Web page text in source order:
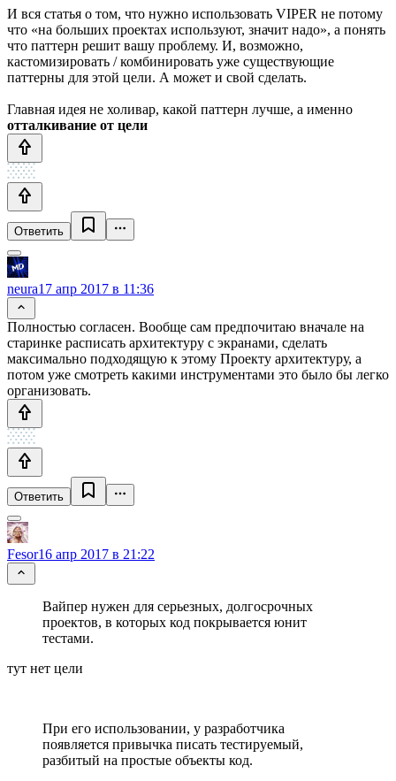
И вся статья о том, что нужно использовать VIPER не потому
что «на больших проектах используют, значит надо», а понять
что паттерн решит вашу проблему. И, возможно,
кастомизировать / комбинировать уже существующие
паттерны для этой цели. А может и свой сделать.
Главная идея не холивар, какой паттерн лучше, а именно
отталкивание от цели
Ответить
neura17 апр 2017 в 11:36
Полностью согласен. Вообще сам предпочитаю вначале на
старинке расписать архитектуру с экранами, сделать
максимально подходящую к этому Проекту архитектуру, а
потом уже смотреть какими инструментами это было бы легко
организовать.
Ответить
Fesor16 апр 2017 в 21:22
Вайпер нужен для серьезных, долгосрочных
проектов, в которых код покрывается юнит
тестами.
тут нет цели
При его использовании, у разработчика
появляется привычка писать тестируемый,
разбитый на простые объекты код.